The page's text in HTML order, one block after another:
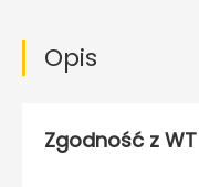
Opis
Zgodność z